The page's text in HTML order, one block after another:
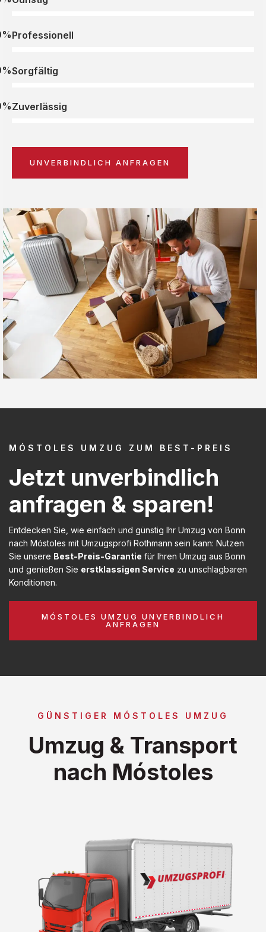
Professionell
Sorgfältig
Zuverlässig
UNVERBINDLICH ANFRAGEN
MÓSTOLES UMZUG ZUM BEST-PREIS
Jetzt unverbindlich
anfragen & sparen!
Entdecken Sie, wie einfach und günstig Ihr Umzug von Bonn
nach Móstoles mit Umzugsprofi Rothmann sein kann: Nutzen
Sie unsere Best-Preis-Garantie für Ihren Umzug aus Bonn
und genießen Sie erstklassigen Service zu unschlagbaren
Konditionen.
MÓSTOLES UMZUG UNVERBINDLICH
ANFRAGEN
GÜNSTIGER MÓSTOLES UMZUG
Umzug & Transport
nach Móstoles